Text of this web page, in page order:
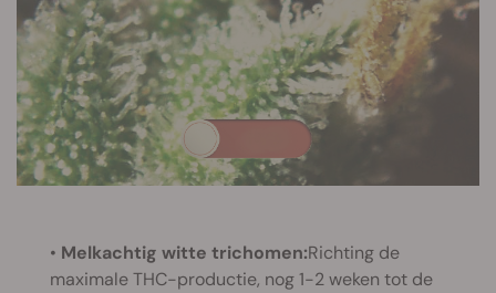
• Melkachtig witte trichomen:Richting de
maximale THC-productie, nog 1-2 weken tot de